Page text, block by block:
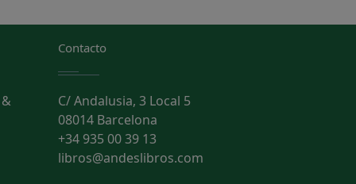
Contacto
C/ Andalusia, 3 Local 5
08014 Barcelona
+34 935 00 39 13
libros@andeslibros.com